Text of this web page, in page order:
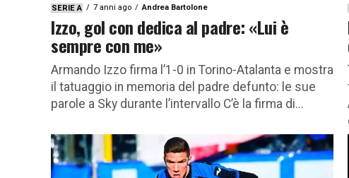
SERIE A 7 anni ago Andrea Bartolone
Izzo, gol con dedica al padre: «Lui è
sempre con me»
Armando Izzo firma l’1-0 in Torino-Atalanta e mostra
il tatuaggio in memoria del padre defunto: le sue
parole a Sky durante l’intervallo C’è la firma di...